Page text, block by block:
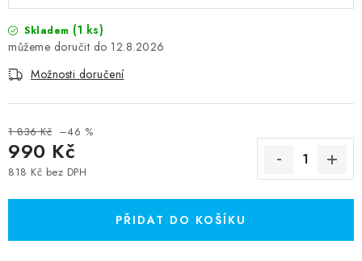
Skladem (1 ks)
12.8.2026
Možnosti doručení
1 836 Kč –46 %
990 Kč
818 Kč bez DPH
PŘIDAT DO KOŠÍKU